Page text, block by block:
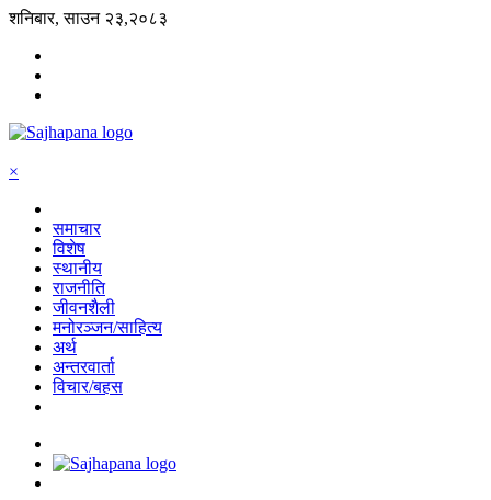
शनिबार, साउन २३,२०८३
×
समाचार
विशेष
स्थानीय
राजनीति
जीवनशैली
मनोरञ्जन/साहित्य
अर्थ
अन्तरवार्ता
विचार/बहस